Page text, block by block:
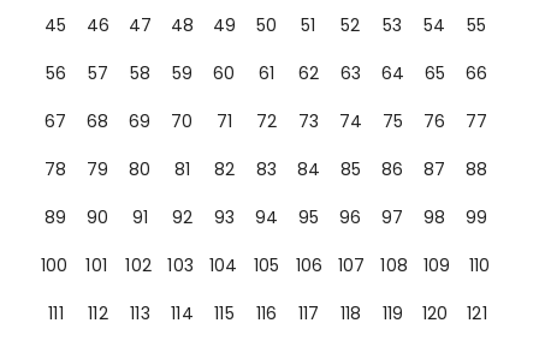
45
46 47 48 49 50 51 52 53 54
55
56
57 58 59 60 61 62 63 64 65
66
67
68 69 70 71 72 73 74 75 76
77
78
79 80 81 82 83 84 85 86 87
88
89
90 91 92 93 94 95 96 97 98
99
100
101 102 103 104 105 106 107 108 109
110
111
112 113 114 115 116 117 118 119 120
121